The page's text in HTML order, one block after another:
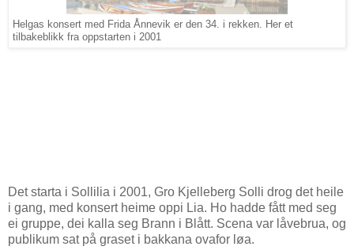
Helgas konsert med Frida Ånnevik er den 34. i rekken. Her et
tilbakeblikk fra oppstarten i 2001
Det starta i Sollilia i 2001, Gro Kjelleberg Solli drog det heile
i gang, med konsert heime oppi Lia. Ho hadde fått med seg
ei gruppe, dei kalla seg Brann i Blått. Scena var låvebrua, og
publikum sat på graset i bakkana ovafor løa.